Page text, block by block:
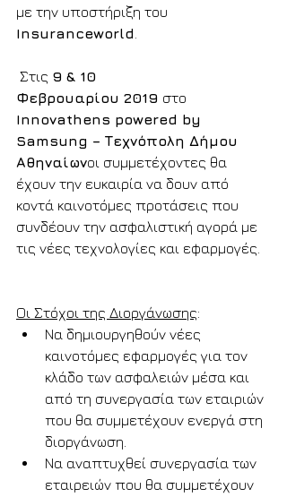
με την υποστήριξη του
Insuranceworld
Στις 9 & 10
Φεβρουαρίου 2019 στο
Innovathens powered by
Samsung – Τεχνόπολη Δήμου
Αθηναίωνοι συμμετέχοντες θα
έχουν την ευκαιρία να δουν από
κοντά καινοτόμες προτάσεις που
συνδέουν την ασφαλιστική αγορά με
τις νέες τεχνολογίες και εφαρμογές.
Οι Στόχοι της Διοργάνωσης:
Να δημιουργηθούν νέες
καινοτόμες εφαρμογές για τον
κλάδο των ασφαλειών μέσα και
από τη συνεργασία των εταιριών
που θα συμμετέχουν ενεργά στη
διοργάνωση.
Να αναπτυχθεί συνεργασία των
εταιρειών που θα συμμετέχουν